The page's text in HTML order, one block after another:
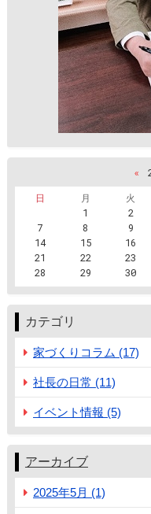
«
日
月 火
1
2
7
8 9
14
15 16
21
22 23
28
29 30
カテゴリ
家づくりコラム (17)
社長の日常 (11)
イベント情報 (5)
アーカイブ
2025年5月 (1)